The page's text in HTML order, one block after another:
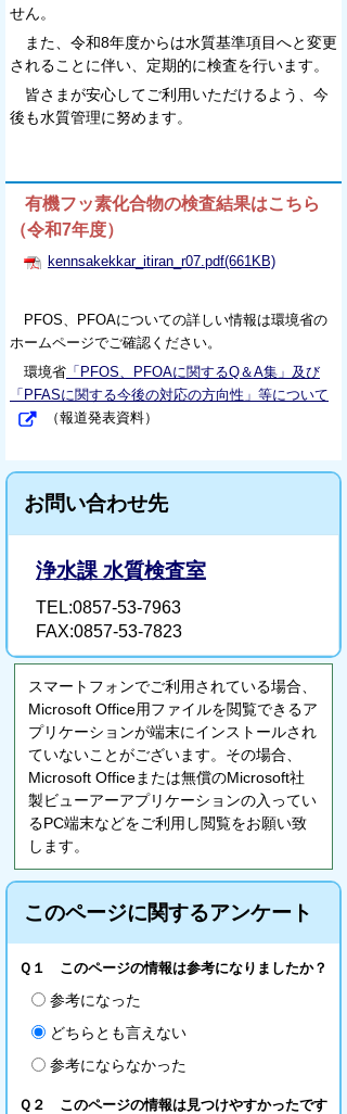
せん。
また、令和8年度からは水質基準項目へと変更
されることに伴い、定期的に検査を行います。
皆さまが安心してご利用いただけるよう、今
後も水質管理に努めます。
有機フッ素化合物の検査結果はこちら
（令和7年度）
kennsakekkar_itiran_r07.pdf(661KB)
PFOS、PFOAについての詳しい情報は環境省の
ホームページでご確認ください。
環境省 「PFOS、PFOAに関するQ＆A集」及び
「PFASに関する今後の対応の方向性」等について
（報道発表資料）
お問い合わせ先
浄水課 水質検査室
TEL:0857-53-7963
FAX:0857-53-7823
スマートフォンでご利用されている場合、
Microsoft Office用ファイルを閲覧できるア
プリケーションが端末にインストールされ
ていないことがございます。その場合、
Microsoft Officeまたは無償のMicrosoft社
製ビューアーアプリケーションの入ってい
るPC端末などをご利用し閲覧をお願い致
します。
このページに関するアンケート
Ｑ１ このページの情報は参考になりましたか？
参考になった
どちらとも言えない
参考にならなかった
Ｑ２ このページの情報は見つけやすかったです